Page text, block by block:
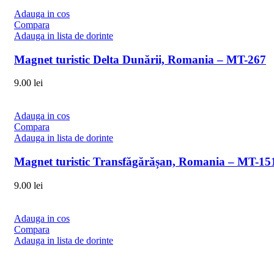
Adauga in cos
Compara
Adauga in lista de dorinte
Magnet turistic Delta Dunării, Romania – MT-267
9.00 lei
Adauga in cos
Compara
Adauga in lista de dorinte
Magnet turistic Transfăgărășan, Romania – MT-
9.00 lei
Adauga in cos
Compara
Adauga in lista de dorinte